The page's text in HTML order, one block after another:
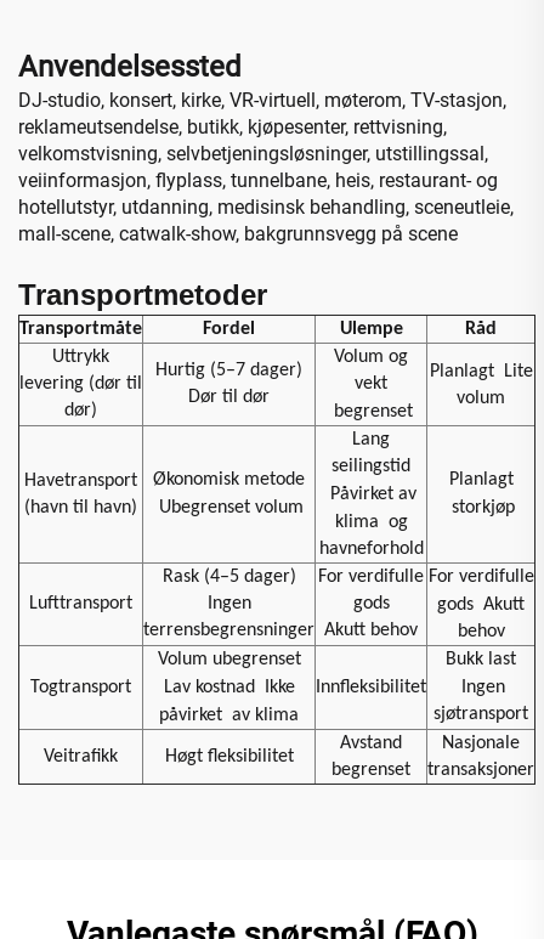
Anvendelsessted
DJ-studio, konsert, kirke, VR-virtuell, møterom, TV-stasjon,
reklameutsendelse, butikk, kjøpesenter, rettvisning,
velkomstvisning, selvbetjeningsløsninger, utstillingssal,
veiinformasjon, flyplass, tunnelbane, heis, restaurant- og
hotellutstyr, utdanning, medisinsk behandling, sceneutleie,
mall-scene, catwalk-show, bakgrunnsvegg på scene
Transportmetoder
Transportmåte Fordel Ulempe
Råd
Uttrykk
levering (dør til
dør)
Hurtig (5–7 dager)
Dør til dør
Volum og
vekt
begrenset
Planlagt
Lite
volum
Havetransport
(havn til havn)
Økonomisk metode
Ubegrenset volum
Lang
seilingstid
Påvirket av
klima og
havneforhold
Planlagt
storkjøp
Lufttransport
Rask (4–5 dager)
Ingen
terrensbegrensninger
For verdifulle
gods
Akutt behov
For verdifulle
gods Akutt
behov
Togtransport
Volum ubegrenset
Lav kostnad
Ikke
påvirket av klima
Innfleksibilitet
Bukk last
Ingen
sjøtransport
Veitrafikk Høgt fleksibilitet
Avstand
begrenset
Nasjonale
transaksjoner